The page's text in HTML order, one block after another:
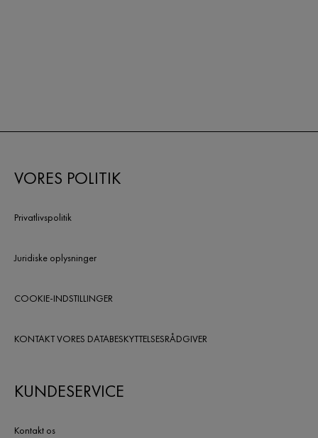
VORES POLITIK
Privatlivspolitik
Juridiske oplysninger
COOKIE-INDSTILLINGER
KONTAKT VORES DATABESKYTTELSESRÅDGIVER
KUNDESERVICE
Kontakt os